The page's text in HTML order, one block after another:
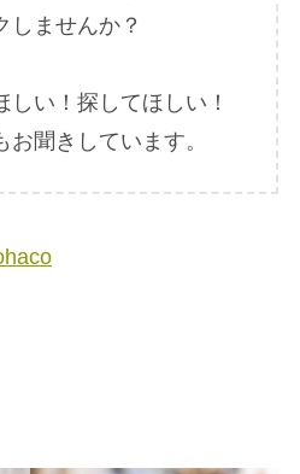
しませんか？
しい！探してほしい！
聞きしています。